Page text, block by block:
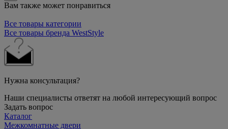
Вам также может понравиться
Все товары категории
Все товары бренда WestStyle
Нужна консультация?
Наши специалисты ответят на любой интересующий вопрос
Задать вопрос
Каталог
Межкомнатные двери